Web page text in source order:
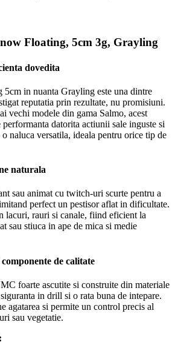
Floating, 5cm 3g, Grayling
dovedita
in nuanta Grayling este una dintre
reputatia prin rezultate, nu promisiuni.
vechi modele din gama Salmo, acest
datorita actiunii sale inguste si
naluca versatila, ideala pentru orice tip de
naturala
sau animat cu twitch-uri scurte pentru a
perfect un pestisor aflat in dificultate.
lacuri, rauri si canale, fiind eficient la
sau stiuca in ape de mica si medie
de calitate
foarte ascutite si construite din materiale
in drill si o rata buna de intepare.
agatarea si permite un control precis al
sau vegetatie.